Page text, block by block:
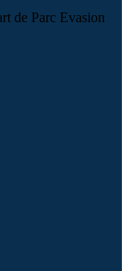
de Parc Evasion